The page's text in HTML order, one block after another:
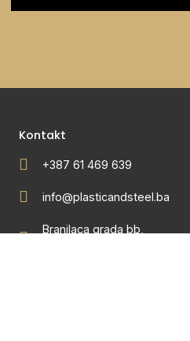
Kontakt
+387 61 469 639
info@plasticandsteel.ba
Branilaca grada bb,